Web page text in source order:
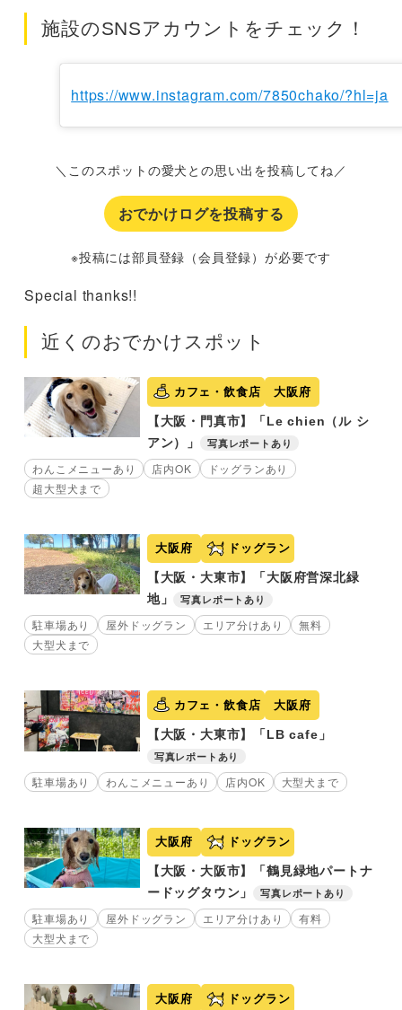
施設のSNSアカウントをチェック！
https://www.instagram.com/7850chako/?hl=ja
＼このスポットの愛犬との思い出を投稿してね／
おでかけログを投稿する
※投稿には部員登録（会員登録）が必要です
Special thanks!!
近くのおでかけスポット
カフェ・飲食店 大阪府
【大阪・門真市】「Le chien（ル シ
アン）」
写真レポートあり
わんこメニューあり 店内OK
ドッグランあり
超大型犬まで
大阪府 ドッグラン
【大阪・大東市】「大阪府営深北緑
地」
写真レポートあり
駐車場あり 屋外ドッグラン エリア分けあり
無料
大型犬まで
カフェ・飲食店 大阪府
【大阪・大東市】「LB cafe」
写真レポートあり
駐車場あり わんこメニューあり 店内OK 大型犬まで
大阪府 ドッグラン
【大阪・大阪市】「鶴見緑地パートナ
ードッグタウン」
写真レポートあり
駐車場あり 屋外ドッグラン エリア分けあり
有料
大型犬まで
大阪府 ドッグラン